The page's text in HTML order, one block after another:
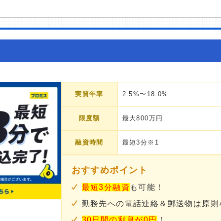
実質年率 2.5%〜18.0%
限度額 最大800万円
融資時間 最短3分※1
おすすめポイント
最短3分融資 も可能！
勤務先への電話連絡＆郵送物は原則